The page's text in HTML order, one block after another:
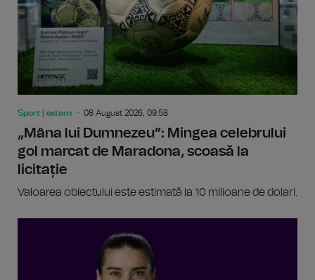
Sport | extern 08 August 2026, 09:58
„Mâna lui Dumnezeu”: Mingea celebrului
gol marcat de Maradona, scoasă la
licitație
Valoarea obiectului este estimată la 10 milioane de dolari.